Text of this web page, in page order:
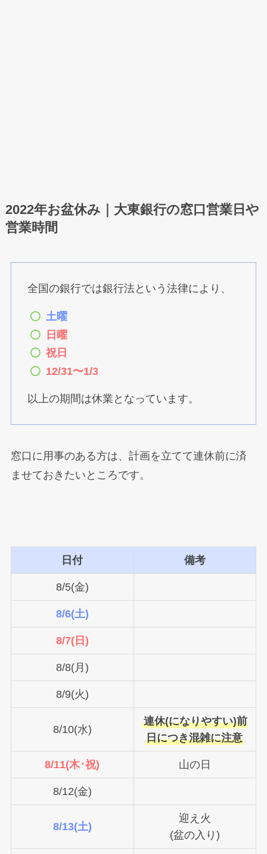
2022年お盆休み｜大東銀行の窓口営業日や
営業時間
全国の銀行では銀行法という法律により、
土曜
日曜
祝日
12/31〜1/3
以上の期間は休業となっています。
窓口に用事のある方は、計画を立てて連休前に済
ませておきたいところです。
日付 備考
8/5(金)
8/6(土)
8/7(日)
8/8(月)
8/9(火)
8/10(水)
連休(になりやすい)前
日につき混雑に注意
8/11(木･祝) 山の日
8/12(金)
8/13(土)
迎え火
(盆の入り)